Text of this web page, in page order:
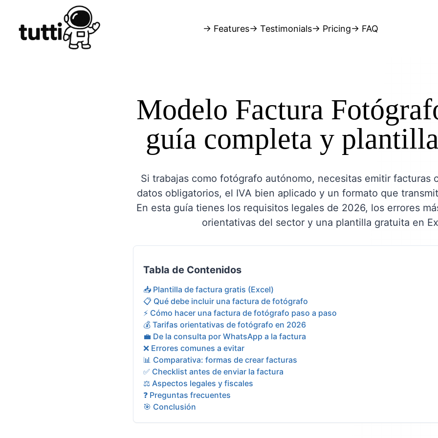
→ Features→ Testimonials→ Pricing→ FAQ
Modelo Factura
guía completa y
Si trabajas como fotógrafo autónomo, necesitas emitir facturas
datos obligatorios, el IVA bien aplicado y un formato que
En esta guía tienes los requisitos legales de 2026, los errores
orientativas del sector y una plantilla gratuita en
Tabla de Contenidos
📥 Plantilla de factura gratis (Excel)
📋 Qué debe incluir una factura de fotógrafo
⚡ Cómo hacer una factura de fotógrafo paso a paso
💰 Tarifas orientativas de fotógrafo en 2026
💼 De la consulta por WhatsApp a la factura
❌ Errores comunes a evitar
📊 Comparativa: formas de crear facturas
✅ Checklist antes de enviar la factura
⚖️ Aspectos legales y fiscales
❓ Preguntas frecuentes
🎯 Conclusión